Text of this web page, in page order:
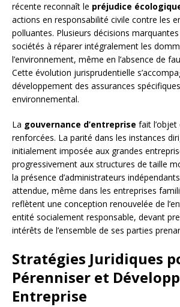
récente reconnaît le préjudice
actions en responsabilité civile contre les
polluantes. Plusieurs décisions
sociétés à réparer intégralement les
l’environnement, même en l’absence de
Cette évolution jurisprudentielle
développement des assurances
environnemental.
La gouvernance d’entreprise fait l’objet
renforcées. La parité dans les instances
initialement imposée aux grandes
progressivement aux structures de taille
la présence d’administrateurs
attendue, même dans les entreprises
reflètent une conception renouvelée de
entité socialement responsable, devant
intérêts de l’ensemble de ses parties
Stratégies Juridiques
Pérenniser et
Entreprise